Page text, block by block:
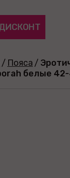
/ Пояса /
белые